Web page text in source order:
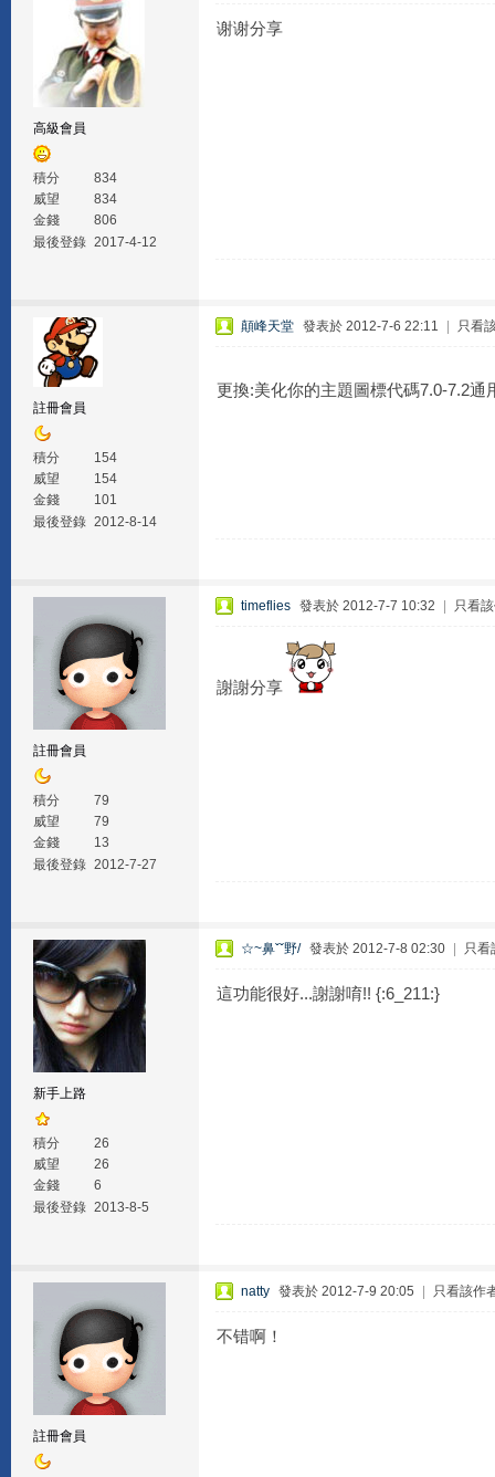
高級會員
積分
834
威望
834
金錢
806
最後登錄 2017-4-12
谢谢分享
註冊會員
積分
154
威望
154
金錢
101
最後登錄 2012-8-14
顛峰天堂 發表於 2012-7-6 22:11 只看
更換:美化你的主題圖標代碼7.0-7.2通
註冊會員
積分
79
威望
79
金錢
13
最後登錄 2012-7-27
timeflies 發表於 2012-7-7 10:32 只看
謝謝分享
新手上路
積分
26
威望
26
金錢
6
最後登錄 2013-8-5
☆~鼻ˇˇ野/ 發表於 2012-7-8 02:30 只看
這功能很好...謝謝唷!! {:6_211:}
註冊會員
natty 發表於 2012-7-9 20:05 只看該作
不错啊！